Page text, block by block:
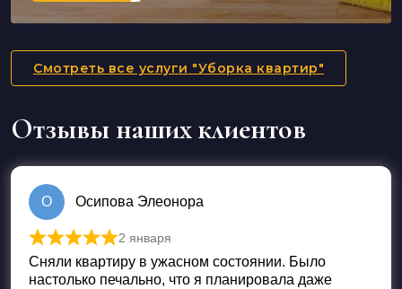
Смотреть все услуги "Уборка квартир"
Отзывы наших клиентов
О Осипова Элеонора
Оценка из 5
2 января
Сняли квартиру в ужасном состоянии. Было
настолько печально, что я планировала даже